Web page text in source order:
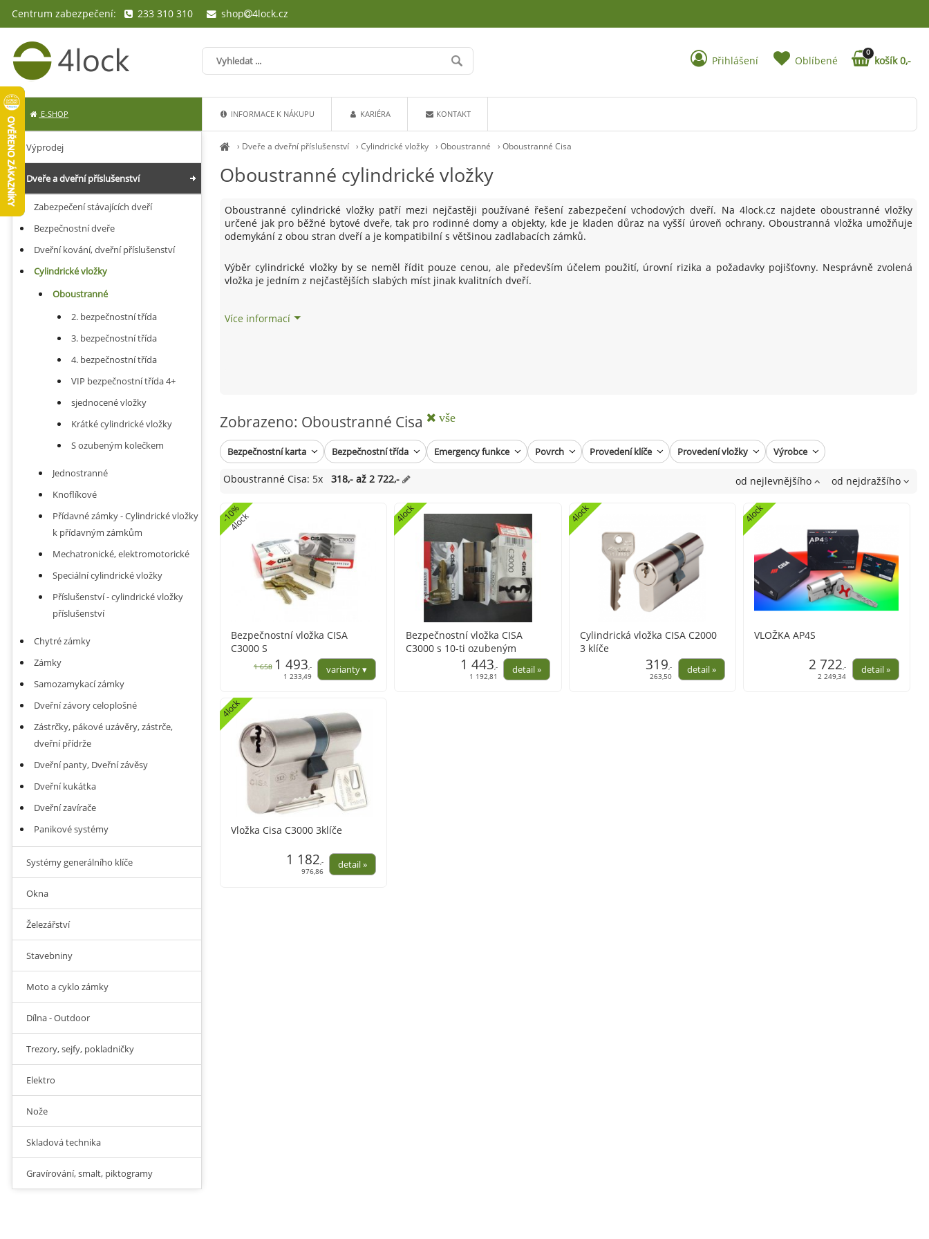
› Dveře a dveřní příslušenství ›Cylindrické vložky ›Oboustranné ›Oboustranné Cisa
Oboustranné cylindrické vložky
Oboustranné cylindrické vložky patří mezi nejčastěji používané řešení zabezpečení vchodových dveří. Na 4lock.cz najdete oboustranné vložky
určené jak pro běžné bytové dveře, tak pro rodinné domy a objekty, kde je kladen důraz na vyšší úroveň ochrany. Oboustranná vložka umožňuje
odemykání z obou stran dveří a je kompatibilní s většinou zadlabacích zámků.
Výběr cylindrické vložky by se neměl řídit pouze cenou, ale především účelem použití, úrovní rizika a požadavky pojišťovny. Nesprávně zvolená
vložka je jedním z nejčastějších slabých míst jinak kvalitních dveří.
Více informací
Zobrazeno: Oboustranné Cisa vše
Bezpečnostní karta Bezpečnostní třída Emergency funkce Povrch Provedení klíče Provedení vložky Výrobce
od nejlevnějšího od nejdražšího
Oboustranné Cisa: 5x 318,- až 2 722,-
Bezpečnostní vložka CISA
C3000 S
-
1
0
%
4
l
o
c
k
1 658 1 493,-
1 233,49
Bezpečnostní vložka CISA
C3000 s 10-ti ozubeným
4lock
1 443,-
1 192,81
Cylindrická vložka CISA C2000
3 klíče
4lock
319,-
263,50
VLOŽKA AP4S
4lock
2 722,-
2 249,34
Vložka Cisa C3000 3klíče
4lock
1 182,-
976,86
Výprodej
Dveře a dveřní příslušenství
Zabezpečení stávajících dveří
Bezpečnostní dveře
Dveřní kování, dveřní příslušenství
Cylindrické vložky
Oboustranné
2. bezpečnostní třída
3. bezpečnostní třída
4. bezpečnostní třída
VIP bezpečnostní třída 4+
sjednocené vložky
Krátké cylindrické vložky
S ozubeným kolečkem
Jednostranné
Knoflíkové
Přídavné zámky - Cylindrické vložky
k přídavným zámkům
Mechatronické, elektromotorické
Speciální cylindrické vložky
Příslušenství - cylindrické vložky
příslušenství
Chytré zámky
Zámky
Samozamykací zámky
Dveřní závory celoplošné
Zástrčky, pákové uzávěry, zástrče,
dveřní přídrže
Dveřní panty, Dveřní závěsy
Dveřní kukátka
Dveřní zavírače
Panikové systémy
Systémy generálního klíče
Okna
Železářství
Stavebniny
Moto a cyklo zámky
Dílna - Outdoor
Trezory, sejfy, pokladničky
Elektro
Nože
Skladová technika
Gravírování, smalt, piktogramy
E-SHOP INFORMACE K NÁKUPU KARIÉRA KONTAKT
Přihlášení Oblíbené
0
košík 0,-
Centrum zabezpečení: 233 310 310 shop 4lock.cz